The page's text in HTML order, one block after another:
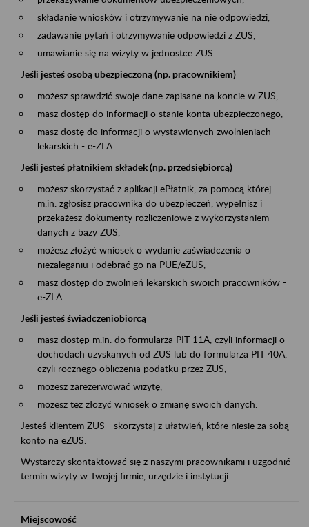
składanie wniosków i otrzymywanie na nie odpowiedzi,
zadawanie pytań i otrzymywanie odpowiedzi z ZUS,
umawianie się na wizyty w jednostce ZUS.
Jeśli jesteś osobą ubezpieczoną (np. pracownikiem)
możesz sprawdzić swoje dane zapisane na koncie w ZUS,
masz dostęp do informacji o stanie konta ubezpieczonego,
masz dostę do informacji o wystawionych zwolnieniach
lekarskich - e-ZLA
Jeśli jesteś płatnikiem składek (np. przedsiębiorcą)
możesz skorzystać z aplikacji ePłatnik, za pomocą której
m.in. zgłosisz pracownika do ubezpieczeń, wypełnisz i
przekażesz dokumenty rozliczeniowe z wykorzystaniem
danych z bazy ZUS,
możesz złożyć wniosek o wydanie zaświadczenia o
niezaleganiu i odebrać go na PUE/eZUS,
masz dostęp do zwolnień lekarskich swoich pracowników -
e-ZLA
Jeśli jesteś świadczeniobiorcą
masz dostęp m.in. do formularza PIT 11A, czyli informacji o
dochodach uzyskanych od ZUS lub do formularza PIT 40A,
czyli rocznego obliczenia podatku przez ZUS,
możesz zarezerwować wizytę,
możesz też złożyć wniosek o zmianę swoich danych.
Jesteś klientem ZUS - skorzystaj z ułatwień, które niesie za sobą
konto na eZUS.
Wystarczy skontaktować się z naszymi pracownikami i uzgodnić
termin wizyty w Twojej firmie, urzędzie i instytucji.
Miejscowość